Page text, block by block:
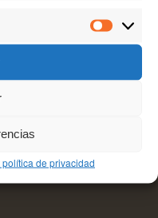
Marketing
de privacidad